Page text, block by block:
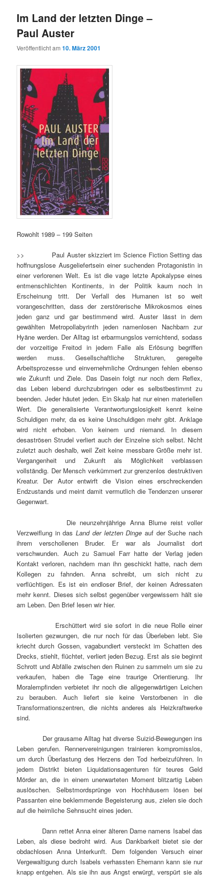
Im Land der letzten Dinge –
Paul Auster
Veröffentlicht am10. März 2001
Rowohlt 1989 – 199 Seiten
>> Paul Auster skizziert im Science Fiction Setting das
hoffnungslose Ausgeliefertsein einer suchenden Protagonistin in
einer verlorenen Welt. Es ist die vage letzte Apokalypse eines
entmenschlichten Kontinents, in der Politik kaum noch in
Erscheinung tritt. Der Verfall des Humanen ist so weit
vorangeschritten, dass der zerstörerische Mikrokosmos eines
jeden ganz und gar bestimmend wird. Auster lässt in dem
gewählten Metropollabyrinth jeden namenlosen Nachbarn zur
Hyäne werden. Der Alltag ist erbarmungslos vernichtend, sodass
der vorzeitige Freitod in jedem Falle als Erlösung begriffen
werden muss. Gesellschaftliche Strukturen, geregelte
Arbeitsprozesse und einvernehmliche Ordnungen fehlen ebenso
wie Zukunft und Ziele. Das Dasein folgt nur noch dem Reflex,
das Leben lebend durchzubringen oder es selbstbestimmt zu
beenden. Jeder häutet jeden. Ein Skalp hat nur einen materiellen
Wert. Die generalisierte Verantwortungslosigkeit kennt keine
Schuldigen mehr, da es keine Unschuldigen mehr gibt. Anklage
wird nicht erhoben. Von keinem und niemand. In diesem
desaströsen Strudel verliert auch der Einzelne sich selbst. Nicht
zuletzt auch deshalb, weil Zeit keine messbare Größe mehr ist.
Vergangenheit und Zukunft als Möglichkeit verblassen
vollständig. Der Mensch verkümmert zur grenzenlos destruktiven
Kreatur. Der Autor entwirft die Vision eines erschreckenden
Endzustands und meint damit vermutlich die Tendenzen unserer
Gegenwart.
Die neunzehnjährige Anna Blume reist voller
Verzweiflung in dasLand der letzten Dinge auf der Suche nach
ihrem verschollenen Bruder. Er war als Journalist dort
verschwunden. Auch zu Samuel Farr hatte der Verlag jeden
Kontakt verloren, nachdem man ihn geschickt hatte, nach dem
Kollegen zu fahnden. Anna schreibt, um sich nicht zu
verflüchtigen. Es ist ein endloser Brief, der keinen Adressaten
mehr kennt. Dieses sich selbst gegenüber vergewissern hält sie
am Leben. Den Brief lesen wir hier.
Erschüttert wird sie sofort in die neue Rolle einer
Isolierten gezwungen, die nur noch für das Überleben lebt. Sie
kriecht durch Gossen, vagabundiert versteckt im Schatten des
Drecks, stiehlt, flüchtet, verliert jeden Bezug. Erst als sie beginnt
Schrott und Abfälle zwischen den Ruinen zu sammeln um sie zu
verkaufen, haben die Tage eine traurige Orientierung. Ihr
Moralempfinden verbietet ihr noch die allgegenwärtigen Leichen
zu berauben. Auch liefert sie keine Verstorbenen in die
Transformationszentren, die nichts anderes als Heizkraftwerke
sind.
Der grausame Alltag hat diverse Suizid-Bewegungen ins
Leben gerufen. Rennervereinigungen trainieren kompromisslos,
um durch Überlastung des Herzens den Tod herbeizuführen. In
jedem Distrikt bieten Liquidationsagenturen für teures Geld
Mörder an, die in einem unerwarteten Moment blitzartig Leben
auslöschen. Selbstmordsprünge von Hochhäusern lösen bei
Passanten eine beklemmende Begeisterung aus, zielen sie doch
auf die heimliche Sehnsucht eines jeden.
Dann rettet Anna einer älteren Dame namens Isabel das
Leben, als diese bedroht wird. Aus Dankbarkeit bietet sie der
obdachlosen Anna Unterkunft. Dem folgenden Versuch einer
Vergewaltigung durch Isabels verhassten Ehemann kann sie nur
knapp entgehen. Als sie ihn aus Angst erwürgt, verspürt sie als